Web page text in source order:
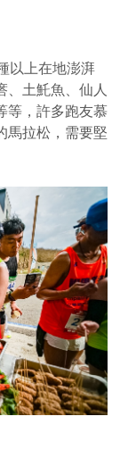
以上在地澎湃
、土魠魚、仙人
等，許多跑友慕
馬拉松，需要堅